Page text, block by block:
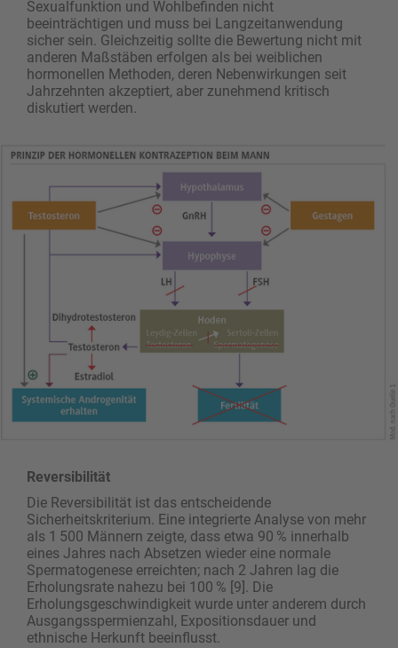
Sexualfunktion und Wohlbefinden nicht
beeinträchtigen und muss bei Langzeitanwendung
sicher sein. Gleichzeitig sollte die Bewertung nicht mit
anderen Maßstäben erfolgen als bei weiblichen
hormonellen Methoden, deren Nebenwirkungen seit
Jahrzehnten akzeptiert, aber zunehmend kritisch
diskutiert werden.
Reversibilität
Die Reversibilität ist das entscheidende
Sicherheitskriterium. Eine integrierte Analyse von mehr
als 1 500 Männern zeigte, dass etwa 90 % innerhalb
eines Jahres nach Absetzen wieder eine normale
Spermatogenese erreichten; nach 2 Jahren lag die
Erholungsrate nahezu bei 100 % [9]. Die
Erholungsgeschwindigkeit wurde unter anderem durch
Ausgangsspermienzahl, Expositionsdauer und
ethnische Herkunft beeinflusst.